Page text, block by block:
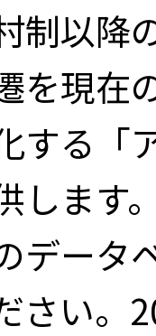
制以降
を現在
する「
します
データ
さい。